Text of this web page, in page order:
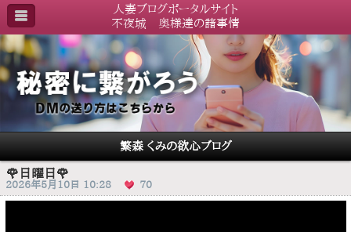
人妻ブログポータルサイト
不夜城 奥様達の諸事情
繁森 くみの欲心ブログ
🌹日曜日🌹
2026年5月10日 10:28 70